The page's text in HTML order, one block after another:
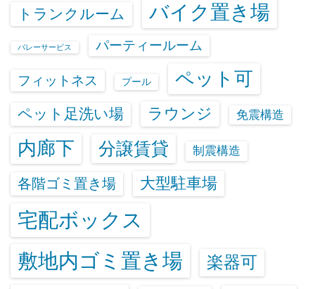
トランクルーム バイク置き場
バレーサービス パーティールーム
フィットネス プール ペット可
ペット足洗い場 ラウンジ 免震構造
内廊下 分譲賃貸 制震構造
各階ゴミ置き場 大型駐車場
宅配ボックス
敷地内ゴミ置き場
楽器可